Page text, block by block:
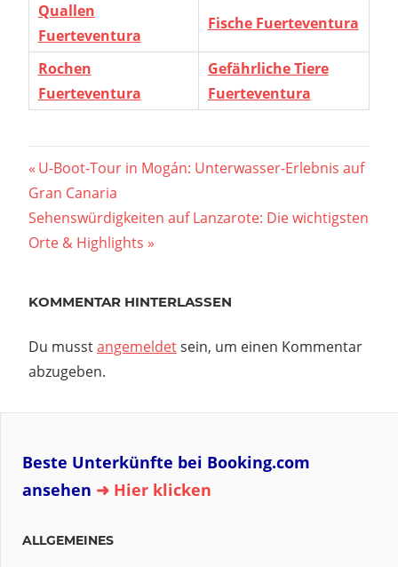
Quallen
Fuerteventura
Fische Fuerteventura
Rochen
Fuerteventura
Gefährliche Tiere
Fuerteventura
Beitragsnavigation
Vorheriger
Beitrag:
U-Boot-Tour in Mogán: Unterwasser-Erlebnis auf
Gran Canaria
Nächster
Beitrag:
Sehenswürdigkeiten auf Lanzarote: Die wichtigsten
Orte & Highlights
KOMMENTAR HINTERLASSEN
Du musstangemeldetsein, um einen Kommentar
abzugeben.
Beste Unterkünfte bei Booking.com
ansehen ➜ Hier klicken
ALLGEMEINES